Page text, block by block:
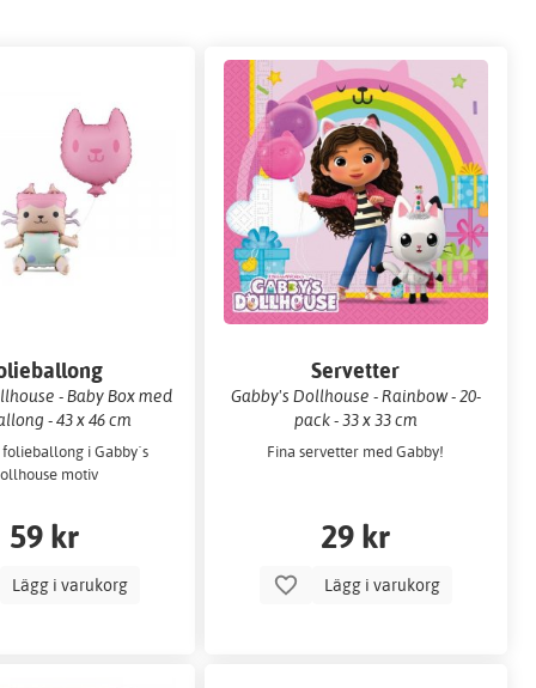
- Baby Box med
- 43 x 46 cm
i Gabby´s
motiv
59 kr
Lägg i varukorg
Servetter
Gabby's Dollhouse - Rainbow - 20-
pack - 33 x 33 cm
Fina servetter med Gabby!
29 kr
Lägg i varukorg